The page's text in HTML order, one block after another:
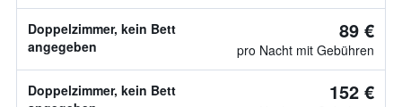
Doppelzimmer, kein Bett
angegeben
89 €
pro Nacht mit Gebühren
Doppelzimmer, kein Bett
152 €